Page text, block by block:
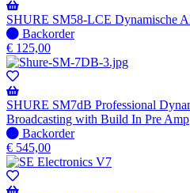
Wordt
verzonden
wanneer
beschikbaar
SHURE SM58-LCE Dynamische
Niet
op
voorraad
-
Wordt
verzonden
wanneer
beschikbaar
Backorder
€ 125,00
SHURE SM7dB Professional
Broadcasting with Build In Pre Amp
Niet
op
voorraad
-
Wordt
Backorder
€ 545,00